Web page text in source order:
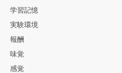
学習記憶
実験環境
報酬
味覚
感覚